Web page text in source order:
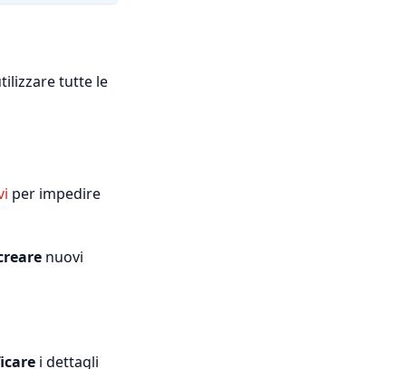
tutte le
per impedire
nuovi
i dettagli